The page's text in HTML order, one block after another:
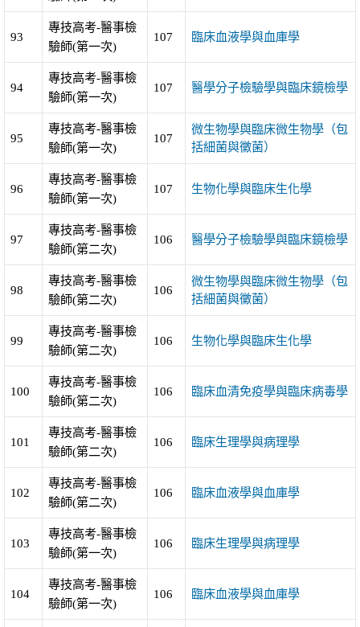
93
專技高考-醫事檢
驗師(第一次)
107 臨床血液學與血庫學
94
專技高考-醫事檢
驗師(第一次)
107 醫學分子檢驗學與臨床鏡檢學
95
專技高考-醫事檢
驗師(第一次)
107
微生物學與臨床微生物學（包
括細菌與黴菌）
96
專技高考-醫事檢
驗師(第一次)
107 生物化學與臨床生化學
97
專技高考-醫事檢
驗師(第二次)
106 醫學分子檢驗學與臨床鏡檢學
98
專技高考-醫事檢
驗師(第二次)
106
微生物學與臨床微生物學（包
括細菌與黴菌）
99
專技高考-醫事檢
驗師(第二次)
106 生物化學與臨床生化學
100
專技高考-醫事檢
驗師(第二次)
106 臨床血清免疫學與臨床病毒學
101
專技高考-醫事檢
驗師(第二次)
106 臨床生理學與病理學
102
專技高考-醫事檢
驗師(第二次)
106 臨床血液學與血庫學
103
專技高考-醫事檢
驗師(第一次)
106 臨床生理學與病理學
104
專技高考-醫事檢
驗師(第一次)
106 臨床血液學與血庫學